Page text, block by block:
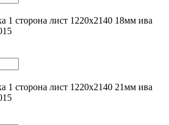
сторона лист 1220х2140 18мм ива
сторона лист 1220х2140 21мм ива